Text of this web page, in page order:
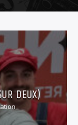
DEUX)